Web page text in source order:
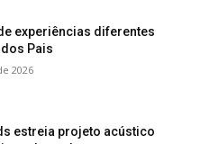
experiências diferentes
Pais
2026
estreia projeto acústico